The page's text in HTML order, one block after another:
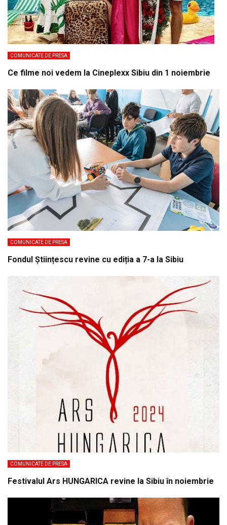
COMUNICATE DE PRESA
Ce filme noi vedem la Cineplexx Sibiu din 1 noiembrie
COMUNICATE DE PRESA
Fondul Științescu revine cu ediția a 7-a la Sibiu
COMUNICATE DE PRESA
Festivalul Ars HUNGARICA revine la Sibiu în noiembrie